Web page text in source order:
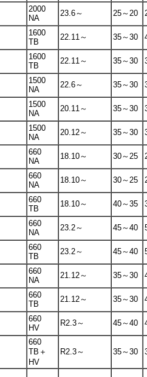
2000
NA
23.6～ 25～20
1600
TB
22.11～ 35～30
1600
TB
22.11～ 35～30
1500
NA
22.6～ 35～30
1500
NA
20.11～ 35～30
1500
NA
20.12～ 35～30
660
NA
18.10～ 30～25
660
NA
18.10～ 30～25
660
TB
18.10～ 40～35
660
NA
23.2～ 45～40
660
TB
23.2～ 45～40
660
NA
21.12～ 35～30
660
TB
21.12～ 35～30
660
HV
R2.3～ 45～40
660
TB＋
HV
R2.3～ 35～30